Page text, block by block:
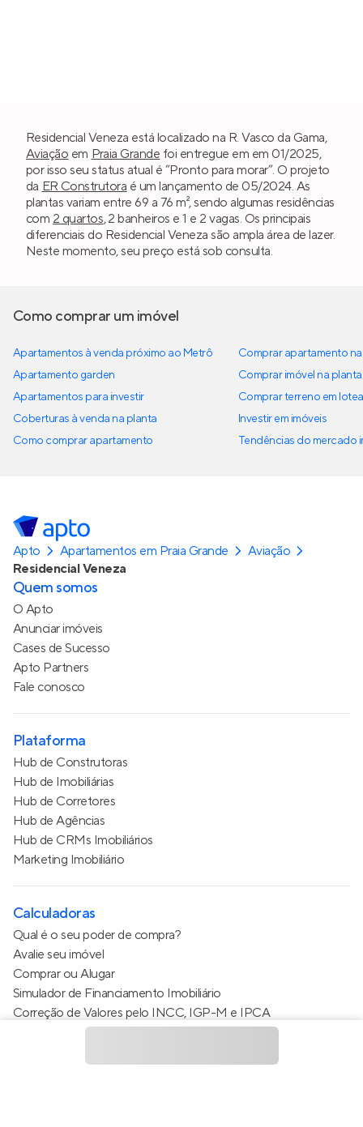
Residencial Veneza está localizado na R. Vasco da Gama,
Aviação em Praia Grande foi entregue em em 01/2025,
por isso seu status atual é “Pronto para morar”. O projeto
da ER Construtora é um lançamento de 05/2024. As
plantas variam entre 69 a 76 m², sendo algumas residências
com 2 quartos, 2 banheiros e 1 e 2 vagas. Os principais
diferenciais do Residencial Veneza são ampla área de lazer.
Neste momento, seu preço está sob consulta.
Como comprar um imóvel
Apartamentos à venda próximo ao Metrô
Apartamento garden
Apartamentos para investir
Coberturas à venda na planta
Como comprar apartamento
Comprar apartamento
Comprar imóvel na planta
Comprar terreno em
Investir em imóveis
Tendências do mercado
Apto Apartamentos em Praia Grande
Aviação
Residencial Veneza
Quem somos
O Apto
Anunciar imóveis
Cases de Sucesso
Apto Partners
Fale conosco
Plataforma
Hub de Construtoras
Hub de Imobiliárias
Hub de Corretores
Hub de Agências
Hub de CRMs Imobiliários
Marketing Imobiliário
Calculadoras
Qual é o seu poder de compra?
Avalie seu imóvel
Comprar ou Alugar
Simulador de Financiamento Imobiliário
Correção de Valores pelo INCC, IGP-M e IPCA
Estimativa de valor do condomínio